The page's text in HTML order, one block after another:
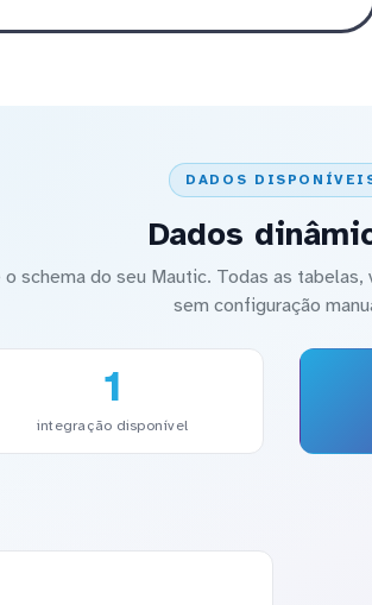
DADOS
Dados
schema do seu Mautic. Todas as
sem configuração
1
integração disponível